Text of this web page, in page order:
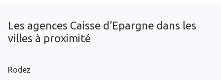
Les agences Caisse d’Epargne dans les
villes à proximité
Rodez